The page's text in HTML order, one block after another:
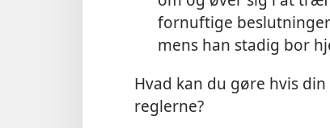
fornuftige
mens han stadig bor
Hvad kan du gøre hvis
reglerne?